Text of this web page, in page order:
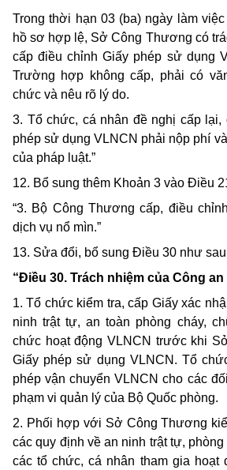
Trong thời hạn 03 (ba) ngày làm
hồ sơ hợp lệ, Sở Công Thương có
cấp điều chỉnh Giấy phép sử dụng
Trường hợp không cấp, phải có
chức và nêu rõ lý do.
3. Tổ chức, cá nhân đề nghị cấp lại,
phép sử dụng VLNCN phải nộp phí
của pháp luật.”
12. Bổ sung thêm Khoản 3 vào Điều
“3. Bộ Công Thương cấp, điều
dịch vụ nổ mìn.”
13. Sửa đổi, bổ sung Điều 30 như
“Điều 30. Trách nhiệm của Công an
1. Tổ chức kiểm tra, cấp Giấy xác
ninh trật tự, an toàn phòng cháy,
chức hoạt động VLNCN trước khi
Giấy phép sử dụng VLNCN. Tổ
phép vận chuyển VLNCN cho các
phạm vi quản lý của Bộ Quốc phòng.
2. Phối hợp với Sở Công Thương
các quy định về an ninh trật tự,
các tổ chức, cá nhân tham gia hoạt